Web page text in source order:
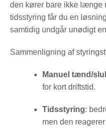
den kører bare ikke længe
tidsstyring får du en
samtidig undgår unødigt
Sammenligning af
Manuel tænd/
for kort driftstid.
Tidsstyring:
men den